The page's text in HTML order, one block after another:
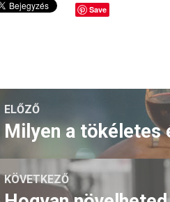
Save
ELŐZŐ
KÖVETKEZŐ